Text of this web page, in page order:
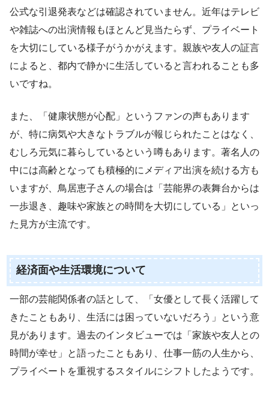
公式な引退発表などは確認されていません。近年はテレビ
や雑誌への出演情報もほとんど見当たらず、プライベート
を大切にしている様子がうかがえます。親族や友人の証言
によると、都内で静かに生活していると言われることも多
いですね。
また、「健康状態が心配」というファンの声もあります
が、特に病気や大きなトラブルが報じられたことはなく、
むしろ元気に暮らしているという噂もあります。著名人の
中には高齢となっても積極的にメディア出演を続ける方も
いますが、鳥居恵子さんの場合は「芸能界の表舞台からは
一歩退き、趣味や家族との時間を大切にしている」といっ
た見方が主流です。
経済面や生活環境について
一部の芸能関係者の話として、「女優として長く活躍して
きたこともあり、生活には困っていないだろう」という意
見があります。過去のインタビューでは「家族や友人との
時間が幸せ」と語ったこともあり、仕事一筋の人生から、
プライベートを重視するスタイルにシフトしたようです。